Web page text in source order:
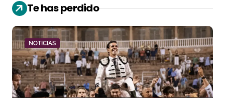
Te has perdido
NOTICIAS